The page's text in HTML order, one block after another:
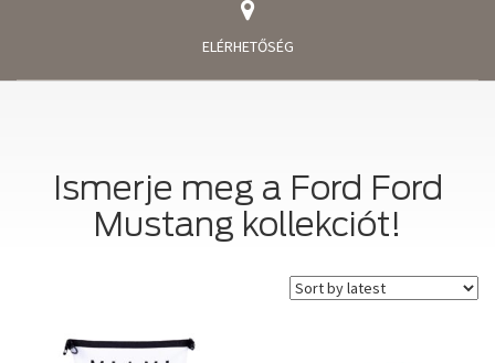
ELÉRHETŐSÉG
Ismerje meg a Ford Ford
Mustang kollekciót!